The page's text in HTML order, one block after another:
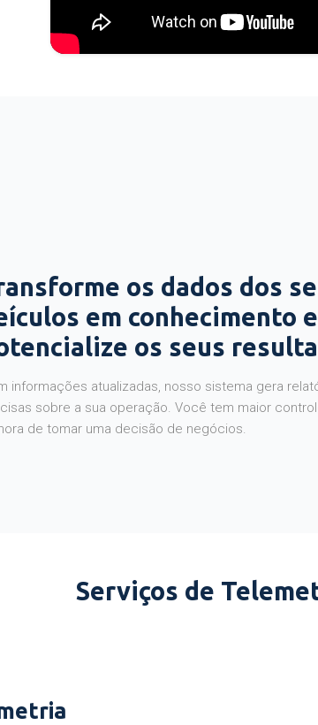
os dados dos
em conhecimento e
os seus
informações atualizadas, nosso sistema gera
sobre a sua operação. Você tem maior
hora de tomar uma decisão de negócios.
Serviços de